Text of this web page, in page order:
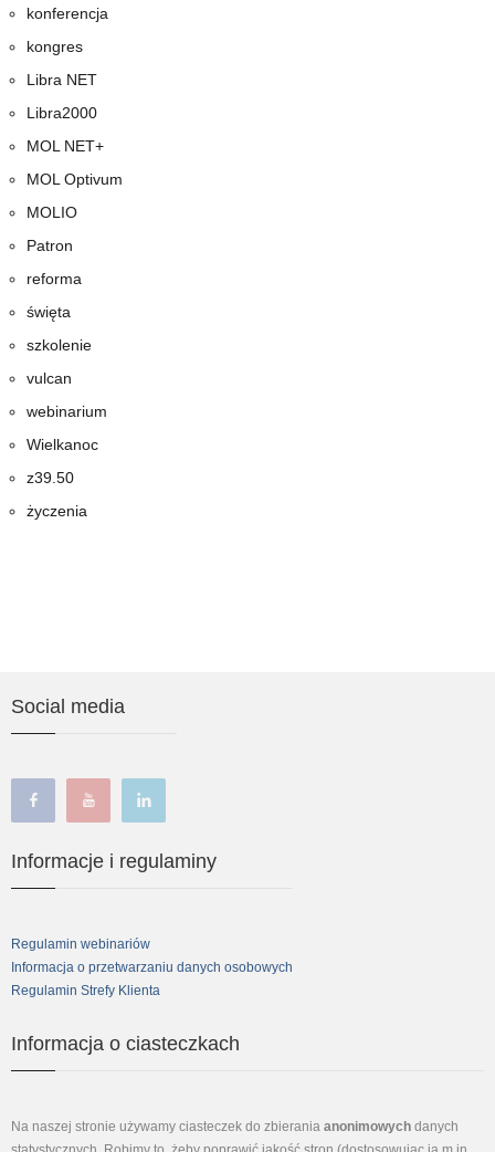
konferencja
kongres
Libra NET
Libra2000
MOL NET+
MOL Optivum
MOLIO
Patron
reforma
święta
szkolenie
vulcan
webinarium
Wielkanoc
z39.50
życzenia
Social media
Informacje i regulaminy
Regulamin webinariów
Informacja o przetwarzaniu danych osobowych
Regulamin Strefy Klienta
Informacja o ciasteczkach
Na naszej stronie używamy ciasteczek do zbierania anonimowych danych